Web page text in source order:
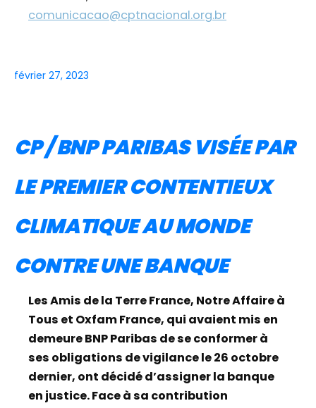
comunicacao@cptnacional.org.br
février 27, 2023
CP / BNP PARIBAS VISÉE PAR
LE PREMIER CONTENTIEUX
CLIMATIQUE AU MONDE
CONTRE UNE BANQUE
Les Amis de la Terre France, Notre Affaire à
Tous et Oxfam France, qui avaient mis en
demeure BNP Paribas de se conformer à
ses obligations de vigilance le 26 octobre
dernier, ont décidé d’assigner la banque
en justice. Face à sa contribution